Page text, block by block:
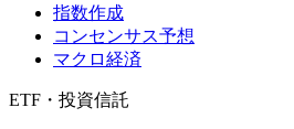
指数作成
コンセンサス予想
マクロ経済
ETF・投資信託